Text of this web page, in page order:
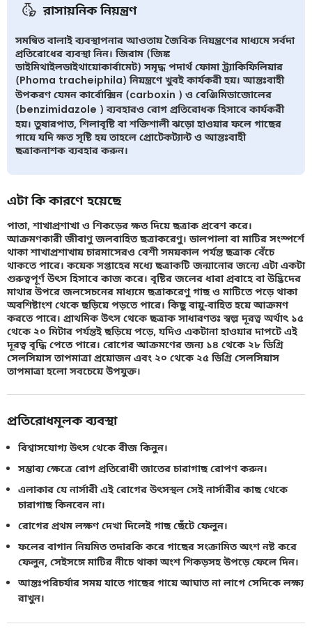
রাসায়নিক নিয়ন্ত্রণ
সমন্বিত বালাই ব্যবস্থাপনার আওতায় জৈবিক নিয়ন্ত্রণের মাধ্যমে সর্বদা
প্রতিরোধের ব্যবস্থা নিন। জিরাম (জিঙ্ক
ডাইমিথাইলডাইথায়োকার্বামেট) সমৃদ্ধ পদার্থ ফোমা ট্র্যাকিফিলিয়ার
(Phoma tracheiphila) নিয়ন্ত্রণে খুবই কার্যকরী হয়। আন্তঃবাহী
উপকরণ যেমন কার্বোক্সিন (carboxin ) ও বেঞ্জিমিডাজোলের
(benzimidazole ) ব্যবহারও রোগ প্রতিরোধক হিসাবে কার্যকরী
হয়। তুষারপাত, শিলাবৃষ্টি বা শক্তিশালী ঝড়ো হাওয়ার ফলে গাছের
গায়ে যদি ক্ষত সৃষ্টি হয় তাহলে প্রোটেকট্যান্ট ও আন্তঃবাহী
ছত্রাকনাশক ব্যবহার করুন।
এটা কি কারণে হয়েছে
পাতা, শাখাপ্রশাখা ও শিকড়ের ক্ষত দিয়ে ছত্রাক প্রবেশ করে।
আক্রমণকারী জীবাণু জলবাহিত ছত্রাকরেণু। ডালপালা বা মাটির সংস্পর্শে
থাকা শাখাপ্রশাখায় চারমাসেরও বেশী সময়কাল পর্যন্ত ছত্রাক বেঁচে
থাকতে পারে। কয়েক সপ্তাহের মধ্যে ছত্রাকটি জন্মানোর জন্যে এটা একটা
গুরুত্বপূর্ণ উৎস হিসাবে কাজ করে। বৃষ্টির জলের ধারা প্রবাহে বা উদ্ভিদের
মাথার উপরে জলসেচনের মাধ্যমে ছত্রাকরেণু গাছ ও মাটিতে পড়ে থাকা
অবশিষ্টাংশ থেকে ছড়িয়ে পড়তে পারে। কিছু বায়ু-বাহিত হয়ে আক্রমণ
করতে পারে। প্রাথমিক উৎস থেকে ছত্রাক সাধারণতঃ স্বল্প দূরত্ব অর্থাৎ ১৫
থেকে ২০ মিটার পর্যন্তই ছড়িয়ে পড়ে, যদিও একটানা হাওয়ার দাপটে এই
দূরত্ব বৃদ্ধি পেতে পারে। রোগের আক্রমণের জন্য ১৪ থেকে ২৮ ডিগ্রি
সেলসিয়াস তাপমাত্রা প্রয়োজন এবং ২০ থেকে ২৫ ডিগ্রি সেলসিয়াস
তাপমাত্রা হলো সবচেয়ে উপযুক্ত।
প্রতিরোধমূলক ব্যবস্থা
বিশ্বাসযোগ্য উৎস থেকে বীজ কিনুন।
সম্ভাব্য ক্ষেত্রে রোগ প্রতিরোধী জাতের চারাগাছ রোপণ করুন।
এলাকার যে নার্সারী এই রোগের উৎসস্থল সেই নার্সারীর কাছ থেকে
চারাগাছ কিনবেন না।
রোগের প্রথম লক্ষণ দেখা দিলেই গাছ ছেঁটে ফেলুন।
ফলের বাগান নিয়মিত তদারকি করে গাছের সংক্রামিত অংশ নষ্ট করে
ফেলুন, সেইসঙ্গে মাটির নীচে থাকা অংশ শিকড়সহ উপড়ে ফেলে দিন।
আন্তঃপরিচর্যার সময় যাতে গাছের গায়ে আঘাত না লাগে সেদিকে লক্ষ্য
রাখুন।